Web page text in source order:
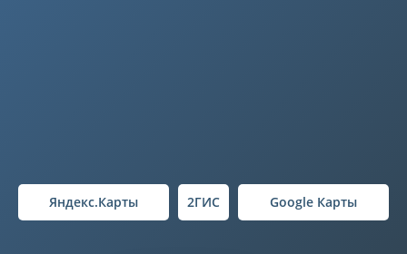
Яндекс.Карты 2ГИС Google Карты